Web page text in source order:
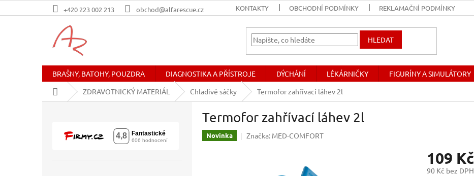
na
+420 223 002 213 obchod@alfarescue.cz KONTAKTY OBCHODNÍ PODMÍNKY REKLAMAČNÍ PODMÍNKY
HLEDAT
BRAŠNY, BATOHY, POUZDRA DIAGNOSTIKA A PŘÍSTROJE DÝCHÁNÍ LÉKÁRNIČKY FIGURÍNY A SIMULÁTORY
Domů ZDRAVOTNICKÝ MATERIÁL Chladivé sáčky Termofor zahřívací láhev 2l
Termofor zahřívací láhev 2l
Novinka Značka: MED-COMFORT
109 Kč
90 Kč bez DPH